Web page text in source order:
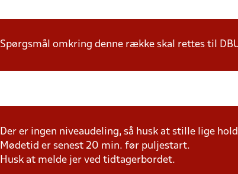
Spørgsmål omkring denne række skal rettes til
Der er ingen niveaudeling, så husk at stille lige
Mødetid er senest 20 min. før puljestart.
Husk at melde jer ved tidtagerbordet.